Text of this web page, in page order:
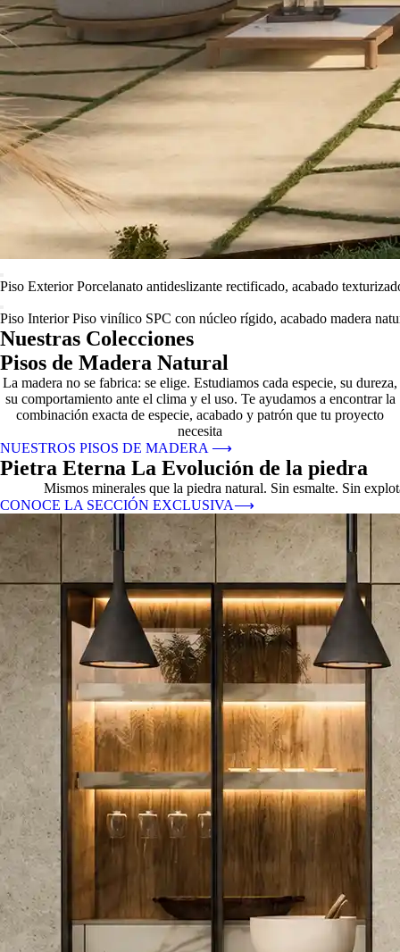
Piso Exterior Porcelanato antideslizante rectificado, acabado
Piso Interior Piso vinílico SPC con núcleo rígido, acabado madera
Nuestras Colecciones
Pisos de Madera Natural
La madera no se fabrica: se elige. Estudiamos cada especie, su dureza,
su comportamiento ante el clima y el uso. Te ayudamos a encontrar la
combinación exacta de especie, acabado y patrón que tu proyecto
necesita
NUESTROS PISOS DE MADERA ⟶
Pietra Eterna La Evolución de la piedra
Mismos minerales que la piedra natural. Sin esmalte. Sin
CONOCE LA SECCIÓN EXCLUSIVA⟶